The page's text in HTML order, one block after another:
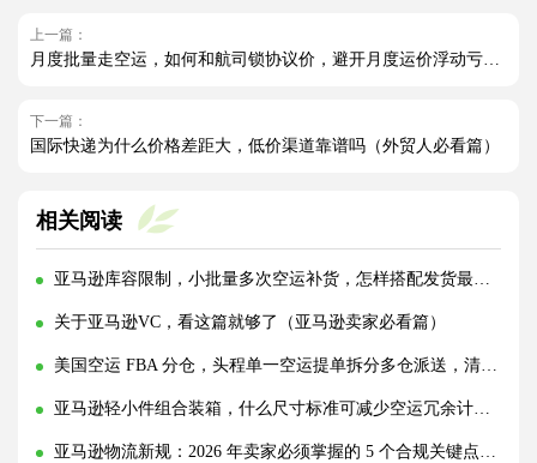
上一篇：
月度批量走空运，如何和航司锁协议价，避开月度运价浮动亏损（不清楚的外贸人看过来）
下一篇：
国际快递为什么价格差距大，低价渠道靠谱吗（外贸人必看篇）
相关阅读
亚马逊库容限制，小批量多次空运补货，怎样搭配发货最省物流费?(亚马逊卖家请注意)
关于亚马逊VC，看这篇就够了（亚马逊卖家必看篇）
美国空运 FBA 分仓，头程单一空运提单拆分多仓派送，清关资料拆分填报规范（亚马逊卖家请注意）
亚马逊轻小件组合装箱，什么尺寸标准可减少空运冗余计费空间（亚马逊卖家请注意）
亚马逊物流新规：2026 年卖家必须掌握的 5 个合规关键点（亚马逊卖家请注意）